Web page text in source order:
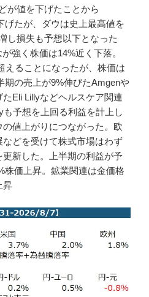
が値を下げたことから
げたが、ダウは史上最高値を
し損失も予想以下となった
強く株価は14%近く下落。
えることになったが、株価は
期の売上が9%伸びたAmgenや
Eli Lillyなどヘルスケア関連
予想を上回る利益を計上し
値上がりにつながった。欧
どを受けて株式市場はわず
新した。上半期の利益が予
株価上昇。鉱業関連は金価格
昇